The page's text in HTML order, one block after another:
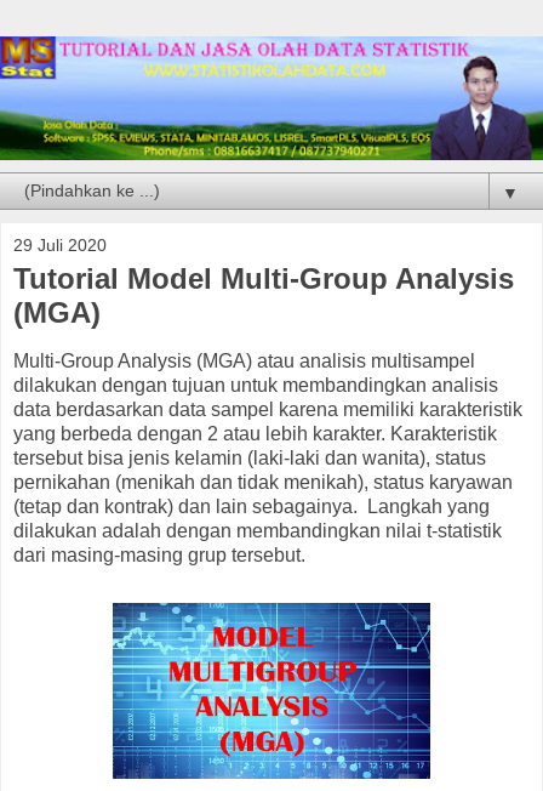
▼
29 Juli 2020
Tutorial Model Multi-Group Analysis
(MGA)
Multi-Group Analysis (MGA) atau analisis multisampel
dilakukan dengan tujuan untuk membandingkan analisis
data berdasarkan data sampel karena memiliki karakteristik
yang berbeda dengan 2 atau lebih karakter. Karakteristik
tersebut bisa jenis kelamin (laki-laki dan wanita), status
pernikahan (menikah dan tidak menikah), status karyawan
(tetap dan kontrak) dan lain sebagainya. Langkah yang
dilakukan adalah dengan membandingkan nilai t-statistik
dari masing-masing grup tersebut.